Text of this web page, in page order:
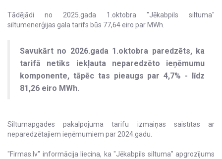
Tādējādi no 2025.gada 1.oktobra "Jēkabpils siltuma"
siltumenerģijas gala tarifs būs 77,64 eiro par MWh.
Savukārt no 2026.gada 1.oktobra paredzēts, ka
tarifā netiks iekļauta neparedzēto ieņēmumu
komponente, tāpēc tas pieaugs par 4,7% - līdz
81,26 eiro MWh.
Siltumapgādes pakalpojuma tarifu izmaiņas saistītas ar
neparedzētajiem ieņēmumiem par 2024.gadu.
"Firmas.lv" informācija liecina, ka "Jēkabpils siltuma" apgrozījums